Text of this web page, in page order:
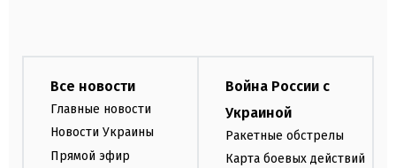
Все новости
Главные новости
Новости Украины
Прямой эфир
Война России с
Украиной
Ракетные обстрелы
Карта боевых действий